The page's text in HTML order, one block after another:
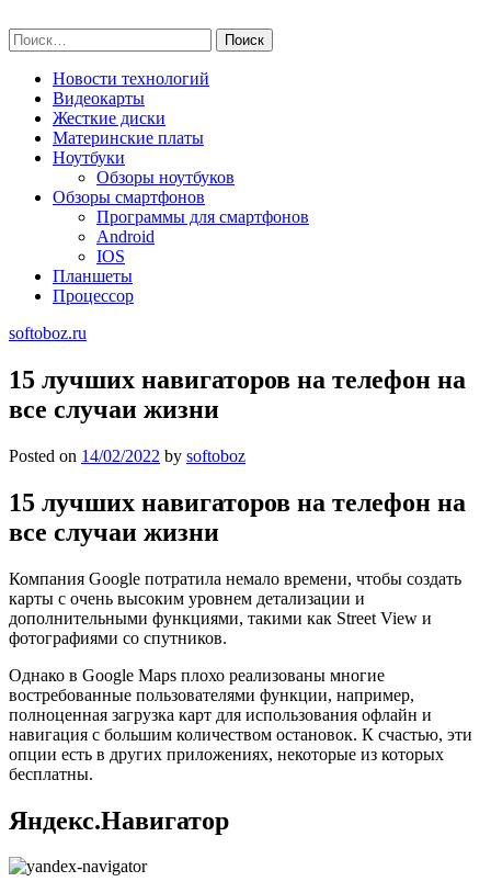
to
content
Найти:
Новости технологий
Видеокарты
Жесткие диски
Материнские платы
Ноутбуки
Обзоры ноутбуков
Обзоры смартфонов
Программы для смартфонов
Android
IOS
Планшеты
Процессор
softoboz.ru
15 лучших навигаторов на телефон на
все случаи жизни
Posted on 14/02/2022 by softoboz
15 лучших навигаторов на телефон на
все случаи жизни
Компания Google потратила немало времени, чтобы создать
карты с очень высоким уровнем детализации и
дополнительными функциями, такими как Street View и
фотографиями со спутников.
Однако в Google Maps плохо реализованы многие
востребованные пользователями функции, например,
полноценная загрузка карт для использования офлайн и
навигация с большим количеством остановок. К счастью, эти
опции есть в других приложениях, некоторые из которых
бесплатны.
Яндекс.Навигатор